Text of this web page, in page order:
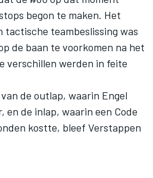
begon te maken. Het
teambeslissing was
de baan te voorkomen na het
verschillen werden in feite
de outlap, waarin Engel
en de inlap, waarin een Code
kostte, bleef Verstappen